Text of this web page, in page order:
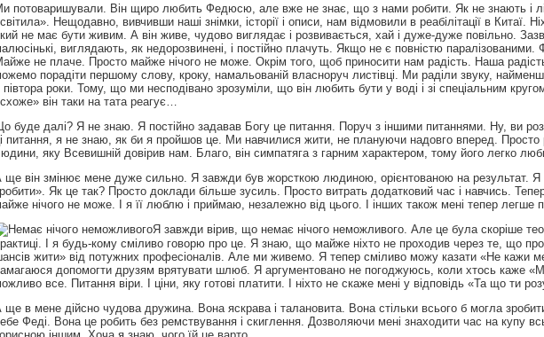
потоваришували. Він щиро любить Федюсю, але вже не знає, що з нами робити. Як не знають і
Нещодавно, вивчивши наші знімки, історії і описи, нам відмовили в реабілітації в Китаї.
не має бути живим. А він живе, чудово виглядає і розвивається, хай і дуже-дуже повільно.
виглядають, як недорозвинені, і постійно плачуть. Якщо не є повністю паралізованими.
не плаче. Просто майже нічого не може. Окрім того, щоб приносити нам радість. Наша
порадіти першому слову, кроку, намальованій власноруч листівці. Ми раділи звуку,
півтора роки. Тому, що ми несподівано зрозуміли, що він любить бути у воді і зі спеціальним
він таки на тата реагує…
Що буде далі? Я не знаю. Я постійно задавав Богу це питання. Поруч з іншими питаннями. Ну, ви
питання, я не знаю, як би я пройшов це. Ми навчилися жити, не плануючи надовго вперед.
яку Всевишній довірив нам. Благо, він симпатяга з гарним характером, тому його легко
ще він змінює мене дуже сильно. Я завжди був жорсткою людиною, орієнтованою на результат.
Як це так? Просто доклади більше зусиль. Просто витрать додатковий час і навчись.
нічого не може. І я її люблю і приймаю, незалежно від цього. І інших також мені тепер легше
Я завжди вірив, що немає нічого неможливого. Але це була скоріше
І я будь-кому сміливо говорю про це. Я знаю, що майже ніхто не проходив через те, що
жити» від потужних професіоналів. Але ми живемо. Я тепер сміливо можу казати «Не кажи
допомогти друзям врятувати шлюб. Я аргументовано не погоджуюсь, коли хтось каже
все. Питання віри. І ціни, яку готові платити. І ніхто не скаже мені у відповідь «Та що ти
ще в мене дійсно чудова дружина. Вона яскрава і талановита. Вона стільки всього б могла
Феді. Вона це робить без ремствування і скиглення. Дозволяючи мені знаходити час на купу